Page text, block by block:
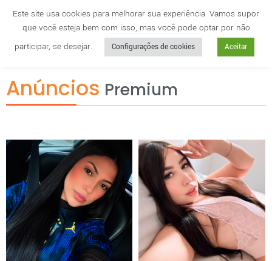
Cidade anuncie
Anúncios Premium
Este site usa cookies para melhorar sua experiência. Vamos supor
que você esteja bem com isso, mas você pode optar por não
participar, se desejar.
Configurações de cookies Aceitar